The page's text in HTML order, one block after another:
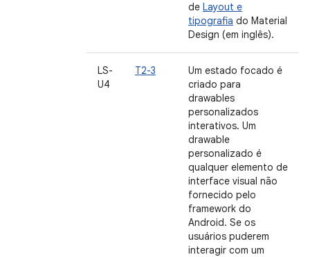
de Layout e
tipografia do Material
Design (em inglês).
LS-
U4
T2-3
Um estado focado é
criado para
drawables
personalizados
interativos. Um
drawable
personalizado é
qualquer elemento de
interface visual não
fornecido pelo
framework do
Android. Se os
usuários puderem
interagir com um